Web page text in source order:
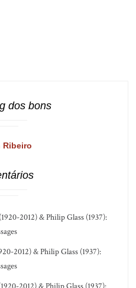
dos bons
Ribeiro
2012) & Philip Glass (1937):
2012) & Philip Glass (1937):